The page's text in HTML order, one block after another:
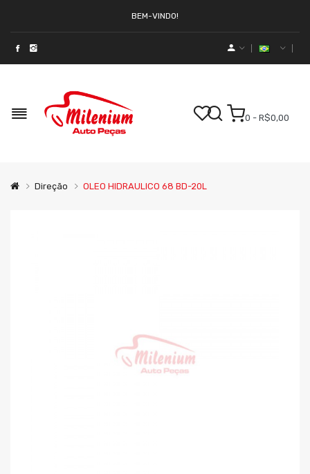
BEM-VINDO!
0 - R$0,00
Direção OLEO HIDRAULICO 68 BD-20L